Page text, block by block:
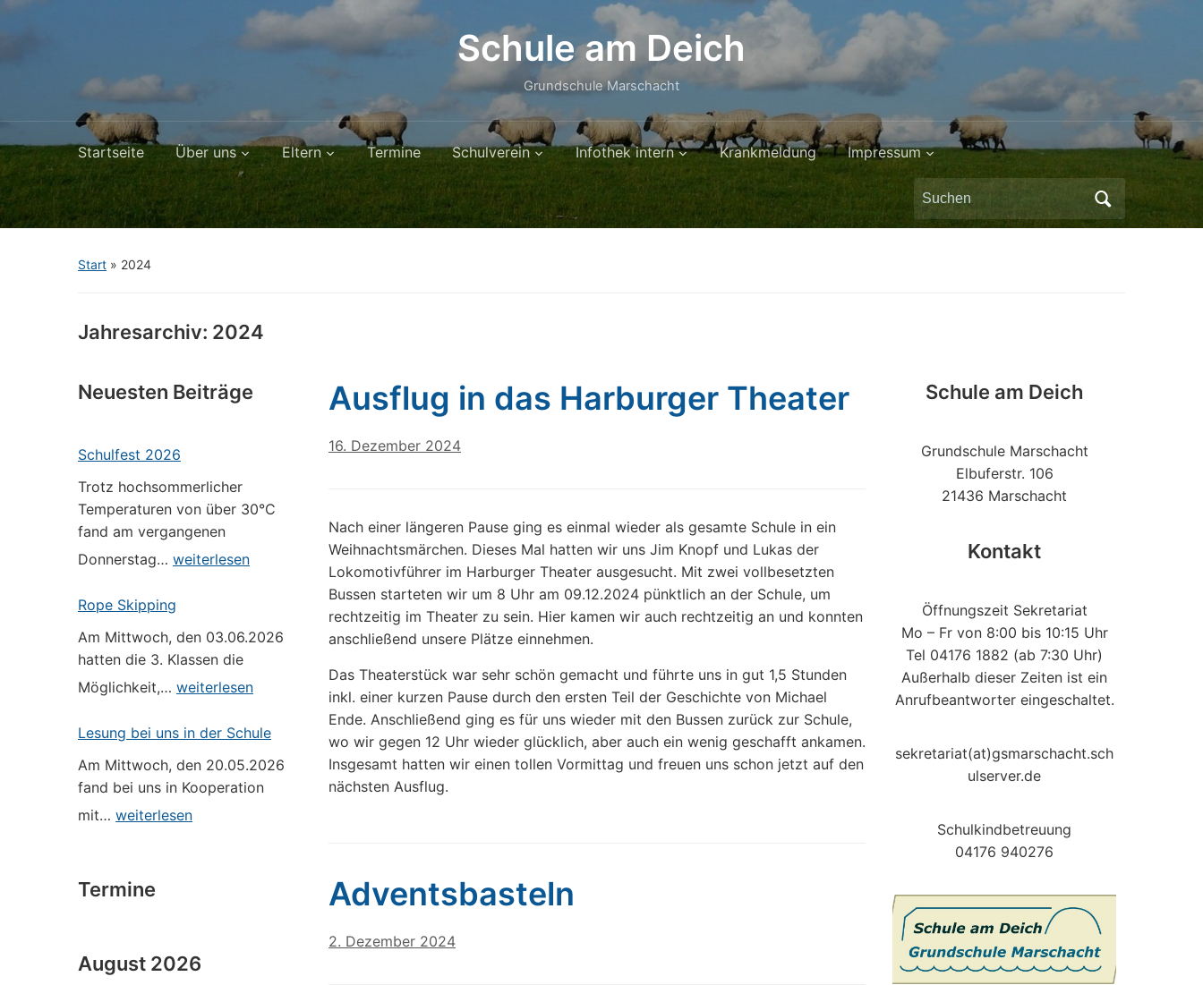
Schule am Deich
Grundschule Marschacht
Startseite Über uns Eltern Termine Schulverein Infothek intern Krankmeldung Impressum
Search
for:
Start » 2024
Jahresarchiv: 2024
Neuesten Beiträge
Schulfest 2026
Trotz hochsommerlicher
Temperaturen von über 30°C
fand am vergangenen
Donnerstag… Schulfest
weiterlesen
Rope Skipping
Am Mittwoch, den 03.06.2026
hatten die 3. Klassen die
Möglichkeit,… Rope
weiterlesen
Lesung bei uns in der Schule
Am Mittwoch, den 20.05.2026
fand bei uns in Kooperation
mit… Lesung
in
weiterlesen
Termine
August 2026
Ausflug in das Harburger Theater
16. Dezember 2024
Nach einer längeren Pause ging es einmal wieder als gesamte Schule in ein
Weihnachtsmärchen. Dieses Mal hatten wir uns Jim Knopf und Lukas der
Lokomotivführer im Harburger Theater ausgesucht. Mit zwei vollbesetzten
Bussen starteten wir um 8 Uhr am 09.12.2024 pünktlich an der Schule, um
rechtzeitig im Theater zu sein. Hier kamen wir auch rechtzeitig an und konnten
anschließend unsere Plätze einnehmen.
Das Theaterstück war sehr schön gemacht und führte uns in gut 1,5 Stunden
inkl. einer kurzen Pause durch den ersten Teil der Geschichte von Michael
Ende. Anschließend ging es für uns wieder mit den Bussen zurück zur Schule,
wo wir gegen 12 Uhr wieder glücklich, aber auch ein wenig geschafft ankamen.
Insgesamt hatten wir einen tollen Vormittag und freuen uns schon jetzt auf den
nächsten Ausflug.
Adventsbasteln
2. Dezember 2024
Schule am Deich
Grundschule Marschacht
Elbuferstr. 106
21436 Marschacht
Kontakt
Öffnungszeit Sekretariat
Mo – Fr von 8:00 bis 10:15 Uhr
Tel 04176 1882 (ab 7:30 Uhr)
Außerhalb dieser Zeiten ist ein
Anrufbeantworter eingeschaltet.
sekretariat(at)gsmarschacht.sch
ulserver.de
Schulkindbetreuung
04176 940276